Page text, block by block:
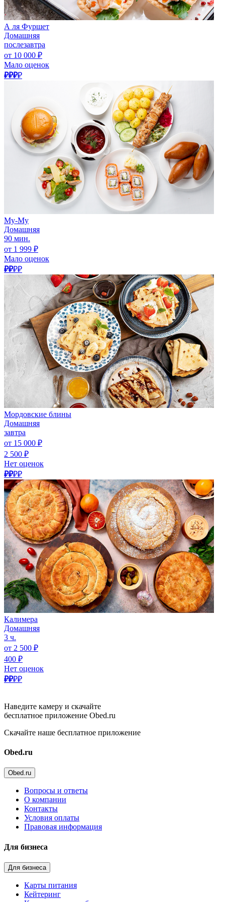
А ля Фуршет
Домашняя
послезавтра
от 10 000 ₽
Мало оценок
₽₽₽₽
Му-Му
Домашняя
90 мин.
от 1 999 ₽
Мало оценок
₽₽₽₽
Мордовские блины
Домашняя
завтра
от 15 000 ₽
2 500 ₽
Нет оценок
₽₽₽₽
Калимера
Домашняя
3 ч.
от 2 500 ₽
400 ₽
Нет оценок
₽₽₽₽
Наведите камеру и скачайте
бесплатное приложение Obed.ru
Скачайте наше бесплатное приложение
Obed.ru
Obed.ru
Вопросы и ответы
О компании
Контакты
Условия оплаты
Правовая информация
Для бизнеса
Для бизнеса
Карты питания
Кейтеринг